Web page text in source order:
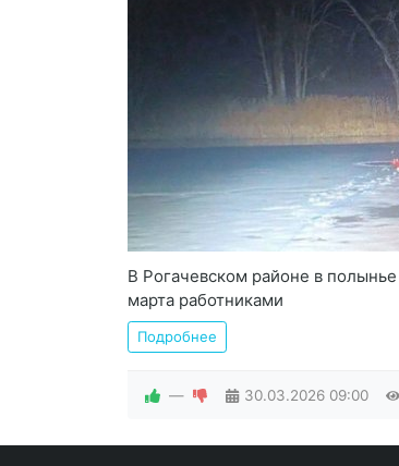
В Рогачевском районе в
марта работниками
Подробнее
— 30.03.2026 09:00